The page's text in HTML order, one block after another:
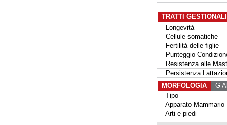
TRATTI
Longevità
Cellule somatiche
Fertilità delle figlie
Punteggio
Resistenza alle
Persistenza
MORFOLOGIA
G
Tipo
Apparato Mammario
Arti e piedi